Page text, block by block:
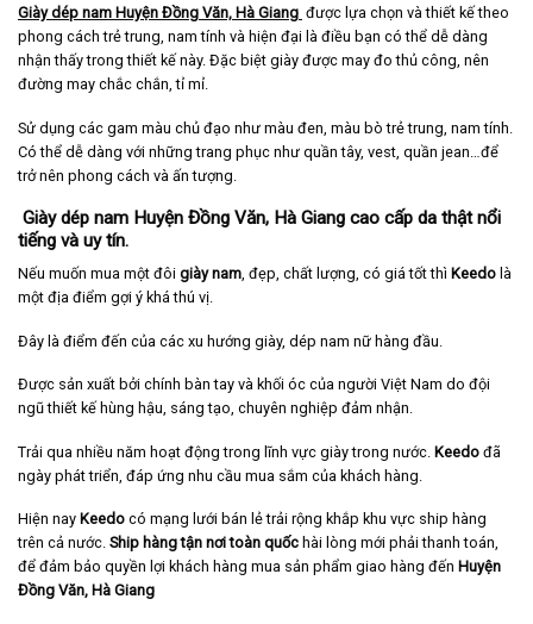
Giày dép nam Huyện Đồng Văn, Hà Giang được lựa chọn và thiết kế theo
phong cách trẻ trung, nam tính và hiện đại là điều bạn có thể dễ dàng
nhận thấy trong thiết kế này. Đặc biệt giày được may đo thủ công, nên
đường may chắc chắn, tỉ mỉ.
Sử dụng các gam màu chủ đạo như màu đen, màu bò trẻ trung, nam tính.
Có thể dễ dàng với những trang phục như quần tây, vest, quần jean…để
trở nên phong cách và ấn tượng.
Giày dép nam Huyện Đồng Văn, Hà Giang cao cấp da thật nổi
tiếng và uy tín.
Nếu muốn mua một đôi giày nam , đẹp, chất lượng, có giá tốt thì Keedo là
một địa điểm gợi ý khá thú vị.
Đây là điểm đến của các xu hướng giày, dép nam nữ hàng đầu.
Được sản xuất bởi chính bàn tay và khối óc của người Việt Nam do đội
ngũ thiết kế hùng hậu, sáng tạo, chuyên nghiệp đảm nhận.
Trải qua nhiều năm hoạt động trong lĩnh vực giày trong nước. Keedo đã
ngày phát triển, đáp ứng nhu cầu mua sắm của khách hàng.
Hiện nay Keedo có mạng lưới bán lẻ trải rộng khắp khu vực ship hàng
trên cả nước. Ship hàng tận nơi toàn quốc hài lòng mới phải thanh toán,
để đảm bảo quyền lợi khách hàng mua sản phẩm giao hàng đến Huyện
Đồng Văn, Hà Giang